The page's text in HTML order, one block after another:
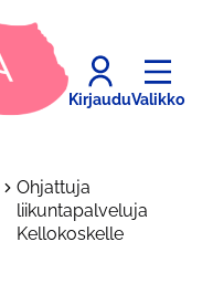
KirjauduValikko
Ohjattuja
liikuntapalveluja
Kellokoskelle